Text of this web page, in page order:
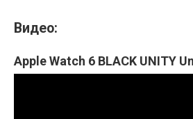
Видео:
Apple Watch 6 BLACK UNITY